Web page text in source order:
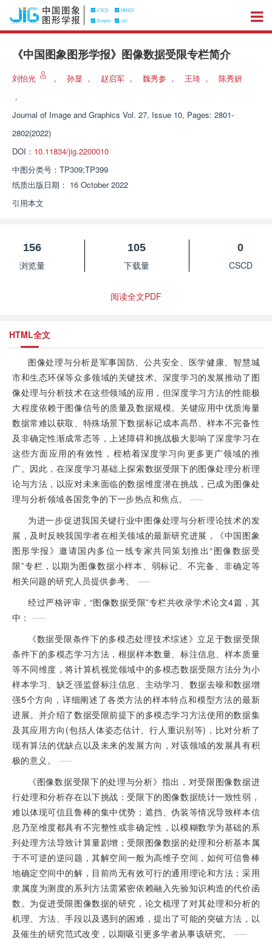
《中国图象图形学报》图像数据受限专栏简介
刘怡光 ， 孙显 ， 赵启军 ， 魏秀参 ， 王琦 ，
陈秀妍
，
Journal of Image and Graphics Vol. 27, Issue 10, Pages: 2801-
2802(2022)
DOI： 10.11834/jig.2200010
中图分类号： TP309;TP399
纸质出版日期： 16 October 2022
引用本文
156
浏览量
105
下载量
0
CSCD
阅读全文PDF
HTML全文
图像处理与分析是军事国防、公共安全、医学健康、智慧城
市和生态环保等众多领域的关键技术。深度学习的发展推动了图
像处理与分析技术在这些领域的应用，但深度学习方法的性能极
大程度依赖于图像信号的质量及数据规模。关键应用中优质海量
数据常难以获取、特殊场景下数据标记成本高昂、样本不完备性
及非确定性渐成常态等，上述障碍和挑战极大影响了深度学习在
这些方面应用的有效性，桎梏着深度学习向更多更广领域的推
广。因此，在深度学习基础上探索数据受限下的图像处理分析理
论与方法，以应对未来面临的数据维度潜在挑战，已成为图像处
理与分析领域各国竞争的下一步热点和焦点。
为进一步促进我国关键行业中图像处理与分析理论技术的发
展，及时反映我国学者在相关领域的最新研究进展，《中国图象
图形学报》邀请国内多位一线专家共同策划推出“图像数据受
限”专栏，以期为图像数据小样本、弱标记、不完备、非确定等
相关问题的研究人员提供参考。
经过严格评审，“图像数据受限”专栏共收录学术论文4篇，其
中：
《数据受限条件下的多模态处理技术综述》立足于数据受限
条件下的多模态学习方法，根据样本数量、标注信息、样本质量
等不同维度，将计算机视觉领域中的多模态数据受限方法分为小
样本学习、缺乏强监督标注信息、主动学习、数据去噪和数据增
强5个方向，详细阐述了各类方法的样本特点和模型方法的最新
进展。并介绍了数据受限前提下的多模态学习方法使用的数据集
及其应用方向(包括人体姿态估计、行人重识别等)，比对分析了
现有算法的优缺点以及未来的发展方向，对该领域的发展具有积
极的意义。
《图像数据受限下的处理与分析》指出，对受限图像数据进
行处理和分析存在以下挑战：受限下的图像数据统计一致性弱，
难以体现可信且鲁棒的集中优势；遮挡、伪装等情况导致样本信
息乃至维度都具有不完整性或非确定性，以模糊数学为基础的系
列处理方法导致计算量剧增；受限图像数据的处理和分析基本属
于不可逆的逆问题，其解空间一般为高维子空间，如何可信鲁棒
地确定空间中的解，目前尚无有效可行的通用理论和方法；采用
隶属度为测度的系列方法需紧密依赖融入先验知识构造的代价函
数。为促进受限图像数据的研究，论文梳理了对其处理和分析的
机理、方法、手段以及遇到的困难，提出了可能的突破方法，以
及催生的研究范式改变，以期吸引更多学者从事该研究。